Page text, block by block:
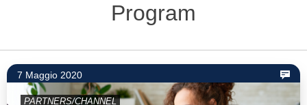
Program
7 Maggio 2020
PARTNERS/CHANNEL